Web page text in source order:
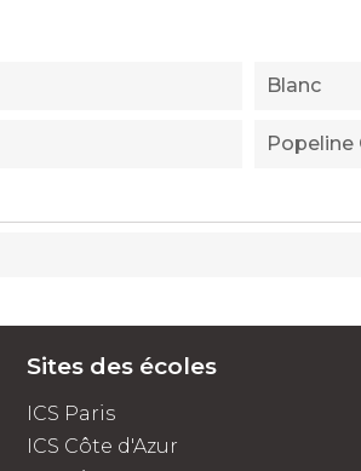
Blanc
Popeline
Sites des écoles
ICS Paris
ICS Côte d'Azur